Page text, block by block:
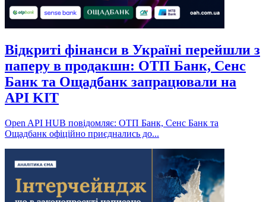
Відкриті фінанси в Україні перейшли з
паперу в продакшн: ОТП Банк, Сенс
Банк та Ощадбанк запрацювали на
API KIT
Open API HUB повідомляє: ОТП Банк, Сенс Банк та
Ощадбанк офіційно приєднались до...